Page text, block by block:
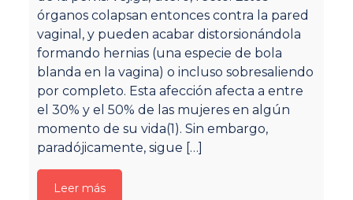
órganos colapsan entonces contra la pared
vaginal, y pueden acabar distorsionándola
formando hernias (una especie de bola
blanda en la vagina) o incluso sobresaliendo
por completo. Esta afección afecta a entre
el 30% y el 50% de las mujeres en algún
momento de su vida(1). Sin embargo,
paradójicamente, sigue […]
Leer más